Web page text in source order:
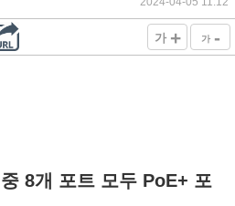
가 + 가 -
8개 포트 모두 PoE+ 포